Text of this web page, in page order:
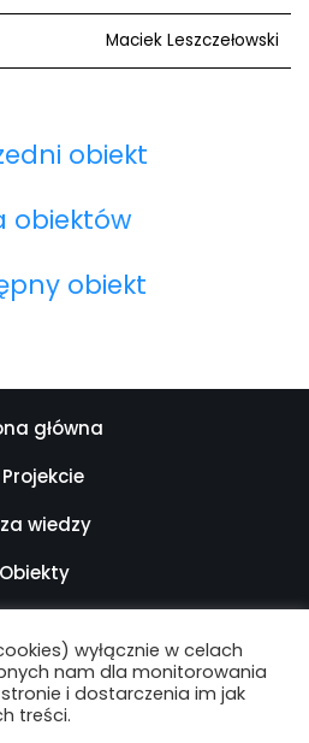
Maciek Leszczełowski
obiekt
obiektów
obiekt
główna
Projekcie
wiedzy
Obiekty
strony
dostępności
wyłącznie w celach
nam dla monitorowania
i dostarczenia im jak
treści.